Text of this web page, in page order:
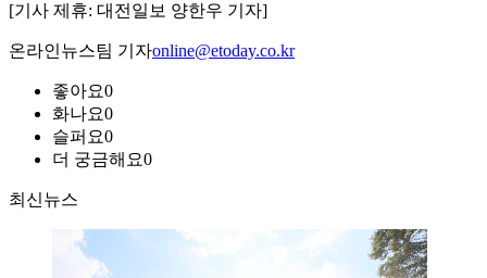
[기사 제휴: 대전일보 양한우 기자]
온라인뉴스팀 기자online@etoday.co.kr
좋아요0
화나요0
슬퍼요0
더 궁금해요0
최신뉴스